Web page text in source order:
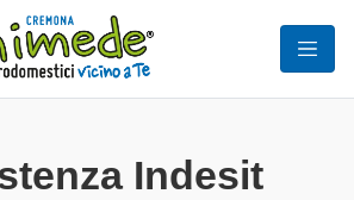
Indesit